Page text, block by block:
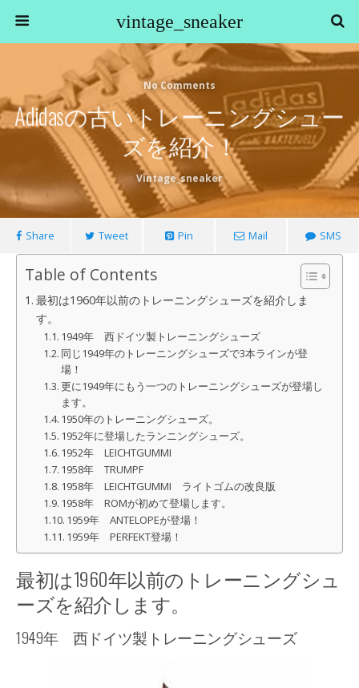
vintage_sneaker
No Comments
Adidasの古いトレーニングシュー
ズを紹介！
Vintage_sneaker
Share Tweet Pin Mail SMS
Table of Contents
最初は1960年以前のトレーニングシューズを紹介しま
す。
1949年 西ドイツ製トレーニングシューズ
同じ1949年のトレーニングシューズで3本ラインが登
場！
更に1949年にもう一つのトレーニングシューズが登場し
ます。
1950年のトレーニングシューズ。
1952年に登場したランニングシューズ。
1952年 LEICHTGUMMI
1958年 TRUMPF
1958年 LEICHTGUMMI ライトゴムの改良版
1958年 ROMが初めて登場します。
1959年 ANTELOPEが登場！
1959年 PERFEKT登場！
最初は1960年以前のトレーニングシュ
ーズを紹介します。
1949年 西ドイツ製トレーニングシューズ